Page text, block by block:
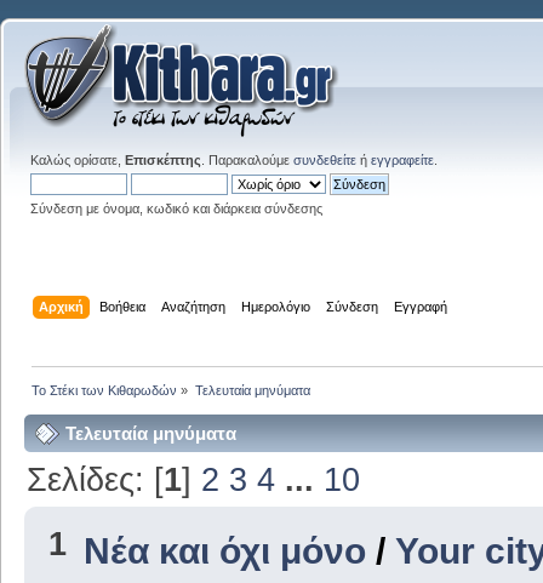
Καλώς ορίσατε, Επισκέπτης . Παρακαλούμε συνδεθείτε ή εγγραφείτε
Σύνδεση με όνομα, κωδικό και διάρκεια σύνδεσης
Αρχική Βοήθεια Αναζήτηση Ημερολόγιο Σύνδεση Εγγραφή
Το Στέκι των Κιθαρωδών » Τελευταία μηνύματα
Τελευταία μηνύματα
Σελίδες: [1] 2 3 4 ... 10
1 Νέα και όχι μόνο /Your